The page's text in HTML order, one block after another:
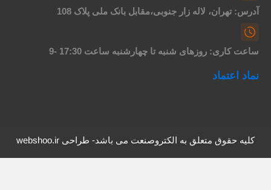
تهران، لاله زار جنوبی،مقابل بانک ملی پلاک 108
کاری: روزهای شنبه تا چهارشنبه ساعت 17:30 -9
اعتماد
کلیه حقوق متعلق به الکتروصنعت می باشد- طراحی webshoo.ir